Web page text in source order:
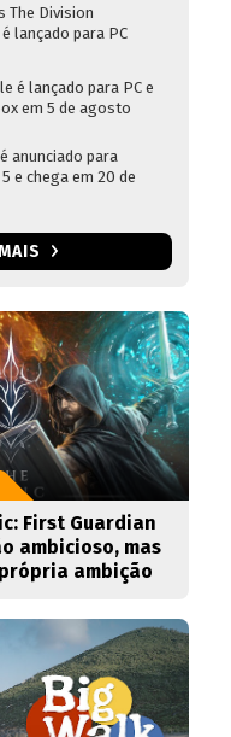
The Division
lançado para PC
é lançado para PC e
em 5 de agosto
anunciado para
e chega em 20 de
First Guardian
ambicioso, mas
ambição